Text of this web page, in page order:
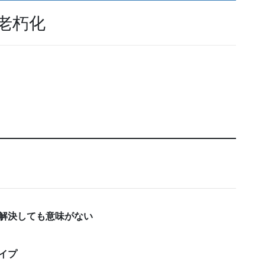
朽化
決しても意味がない
プ